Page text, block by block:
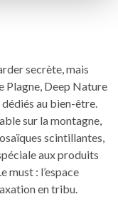
secrète, mais
Plagne, Deep Nature
dédiés au bien-être.
sur la montagne,
scintillantes,
aux produits
must : l’espace
en tribu.